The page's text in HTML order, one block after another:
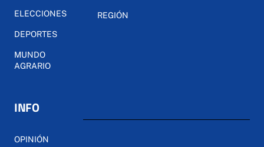
ELECCIONES
DEPORTES
MUNDO
AGRARIO
REGIÓN
INFO
OPINIÓN